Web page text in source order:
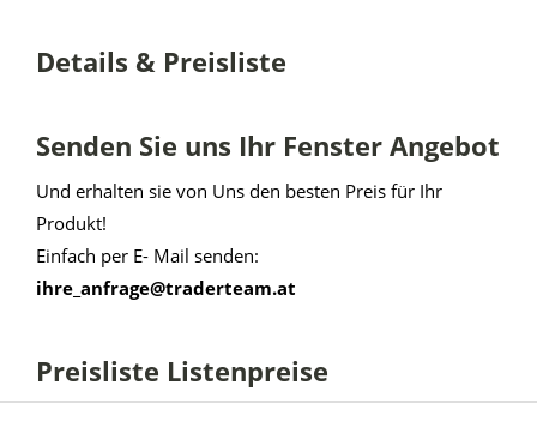
Details & Preisliste
Senden Sie uns Ihr Fenster Angebot
Und erhalten sie von Uns den besten Preis für Ihr
Produkt!
Einfach per E- Mail senden:
ihre_anfrage@traderteam.at
Preisliste Listenpreise